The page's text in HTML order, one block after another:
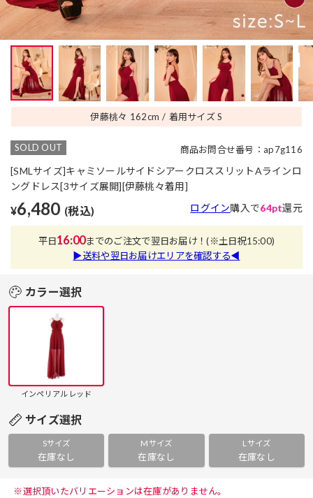
伊藤桃々 162cm 着用サイズ S
SOLD OUT 商品お問合せ番号：ap7g116
[SMLサイズ]キャミソールサイドシアークロススリットAラインロ
ングドレス[3サイズ展開][伊藤桃々着用]
¥6,480 (税込) ログイン購入で64pt還元
平日16:00までのご注文で翌日お届け！(※土日祝15:00)
▶送料や翌日お届けエリアを確認する◀
カラー選択
インペリアルレッド
サイズ選択
Sサイズ
在庫なし
Mサイズ
在庫なし
Lサイズ
在庫なし
※選択頂いたバリエーションは在庫がありません。